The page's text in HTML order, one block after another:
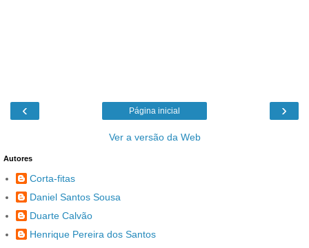
‹ ›
Página inicial
Ver a versão da Web
Autores
Corta-fitas
Daniel Santos Sousa
Duarte Calvão
Henrique Pereira dos Santos